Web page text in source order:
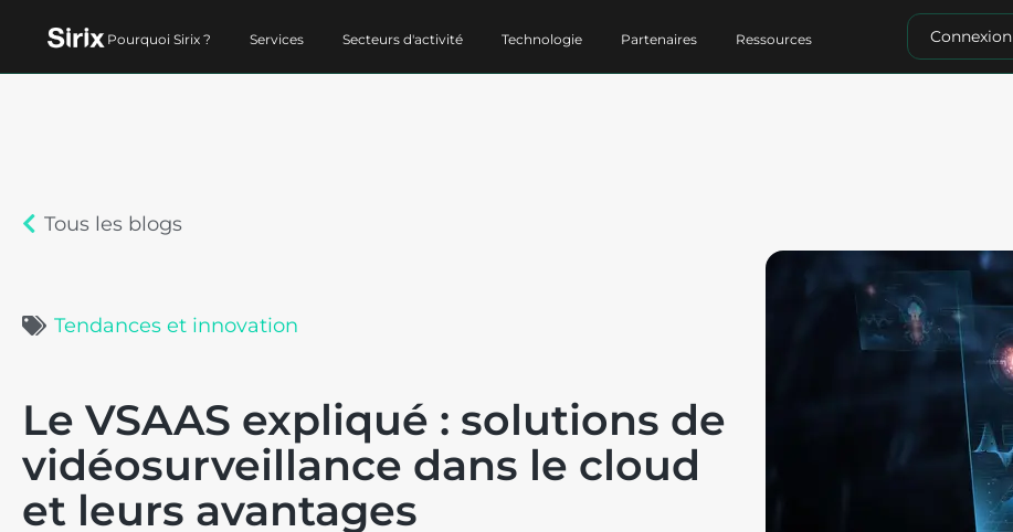
Pourquoi Sirix ? Services Secteurs d'activité Technologie Partenaires Ressources Connexion
Tous les blogs
Tendances et innovation
Le VSAAS expliqué : solutions de
vidéosurveillance dans le cloud
et leurs avantages